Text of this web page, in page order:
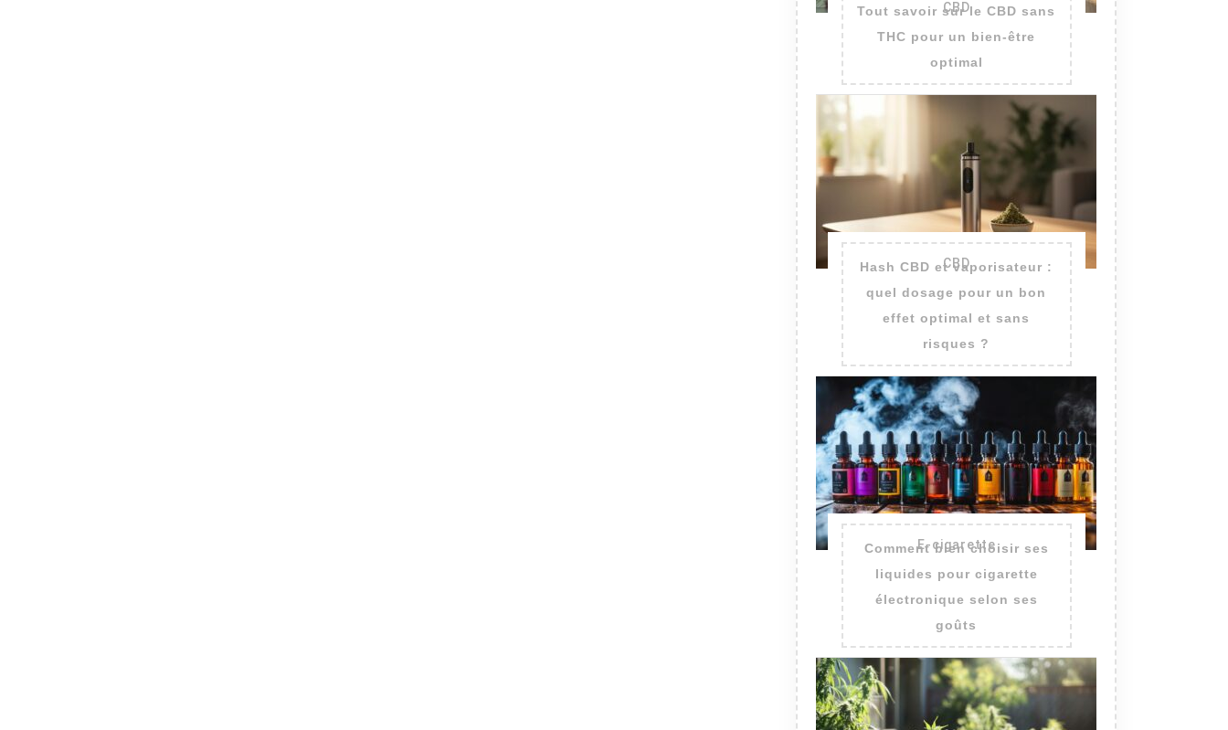
CBD
Tout savoir sur le CBD sans
THC pour un bien-être
optimal
CBD
Hash CBD et vaporisateur :
quel dosage pour un bon
effet optimal et sans
risques ?
E-cigarette
Comment bien choisir ses
liquides pour cigarette
électronique selon ses
goûts